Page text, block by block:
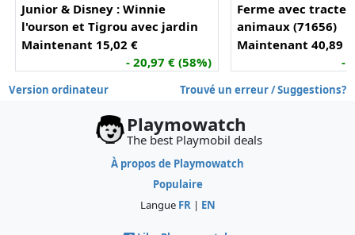
Junior & Disney : Winnie
l'ourson et Tigrou avec jardin
d'abeilles (71694)
Maintenant 15,02 €
- 20,97 € (58%)
Ferme avec
animaux (71656)
Maintenant 40,89 €
-
Version ordinateur Trouvé un erreur / Suggestions?
Playmowatch
The best Playmobil deals
À propos de Playmowatch
Populaire
Langue FR| EN